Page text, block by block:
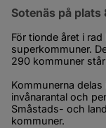
Sotenäs på plats
För tionde året i
superkommuner.
290 kommuner
Kommunerna
invånarantal och
Småstads- och
kommuner.